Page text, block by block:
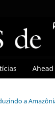
a